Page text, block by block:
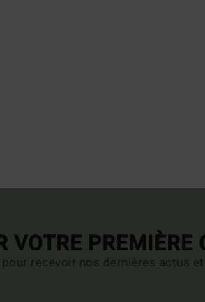
VOTRE
recevoir nos dernières actus